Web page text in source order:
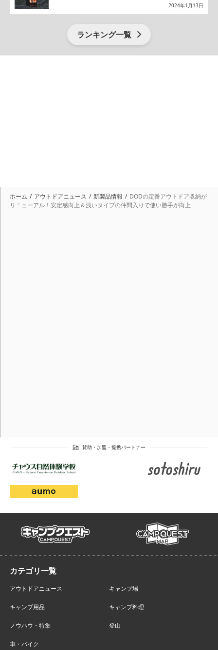
2024年1月13日
ランキング一覧
ホーム アウトドアニュース 新製品情報
DODの定番アウトドア収納が
リニューアル！安定感向上＆浅いタイプの仲間入りで使い勝手が向上
campquest campmap
アウトドアニュース キャンプ場
キャンプ用品 キャンプ料理
ノウハウ・特集 登山
車・バイク